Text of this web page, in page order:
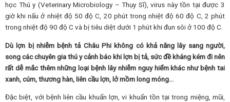
học Thú y (Veterinary Microbiology – Thụy Sĩ), virus này tồn tại được 3
giờ khi nấu ở nhiệt độ 50 độ C, 20 phút trong nhiệt độ 60 độ C, 2 phút
trong nhiệt độ 90 độ C và bị tiêu diệt dưới 1 phút khi đun sôi ở 100 độ C.
Dù lợn bị nhiễm bệnh tả Châu Phi không có khả năng lây sang người,
song các chuyên gia thú y cảnh báo khi lợn bị tả, sức đề kháng kém đi nên
rất dễ mắc thêm những loại bệnh lây nhiễm nguy hiểm khác như bệnh tai
xanh, cúm, thương hàn, liên cầu lợn, lở mồm long móng…
Đặc biệt, với bệnh liên cầu khuẩn lợn, vi khuẩn tồn tại trong miệng, mũi,